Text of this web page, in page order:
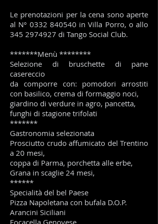
Le prenotazioni per la cena sono aperte
al N° 0332 840540 in Villa Porro, o allo
345 2974927 di Tango Social Club.
*******Menù ********
Selezione di bruschette di pane
casereccio
da comporre con: pomodori arrostiti
con basilico, crema di formaggio noci,
giardino di verdure in agro, pancetta,
funghi di stagione trifolati
*******
Gastronomia selezionata
Prosciutto crudo affumicato del Trentino
a 20 mesi,
coppa di Parma, porchetta alle erbe,
Grana in scaglie 24 mesi,
******
Specialità del bel Paese
Pizza Napoletana con bufala D.O.P.
Arancini Siciliani
Focacella Genovese